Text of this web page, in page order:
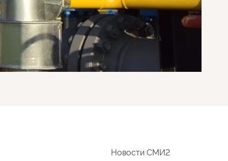
Новости СМИ2